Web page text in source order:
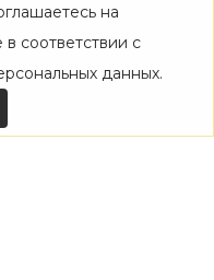
на
соответствии с
данных.